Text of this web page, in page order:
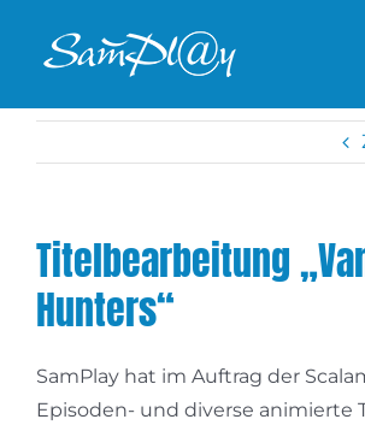
Inhalt
Titelbearbeitung
Hunters“
SamPlay hat im Auftrag der
Episoden- und diverse animierte